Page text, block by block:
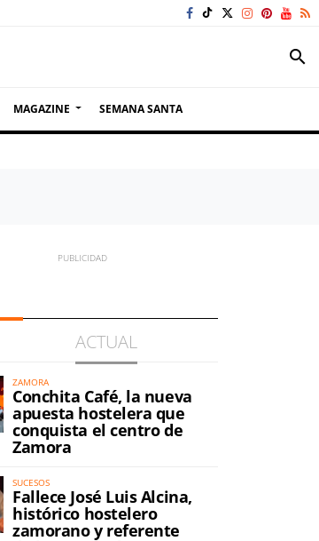
search
MAGAZINE SEMANA SANTA
ACTUAL
ZAMORA
Conchita Café, la nueva
apuesta hostelera que
conquista el centro de
Zamora
SUCESOS
Fallece José Luis Alcina,
histórico hostelero
zamorano y referente